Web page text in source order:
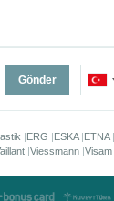
Gönder
ERG ESKA ETNA
Viessmann Visam